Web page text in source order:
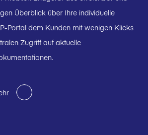
Überblick über Ihre individuelle
Portal dem Kunden mit wenigen Klicks
Zugriff auf aktuelle